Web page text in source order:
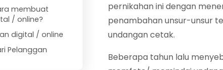
membuat
/ online?
digital / online
Pelanggan
pernikahan ini dengan
penambahan unsur-unsur
undangan cetak.
Beberapa tahun lalu